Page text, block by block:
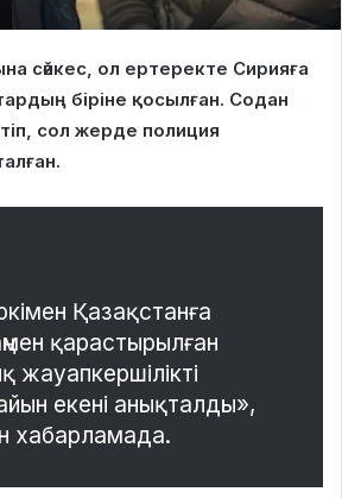
сәйкес, ол ертеректе Сирияға
біріне қосылған. Содан
сол жерде полиция
Қазақстанға
қарастырылған
жауапкершілікті
екені анықталды»,
хабарламада.